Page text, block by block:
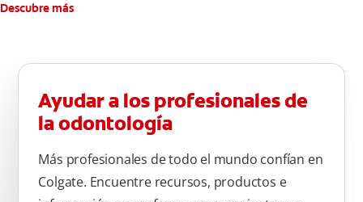
Descubre más
Ayudar a los profesionales de
la odontología
Más profesionales de todo el mundo confían en
Colgate. Encuentre recursos, productos e